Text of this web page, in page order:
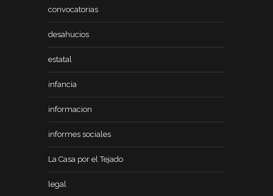
convocatorias
desahucios
estatal
infancia
informacion
informes sociales
La Casa por el Tejado
legal